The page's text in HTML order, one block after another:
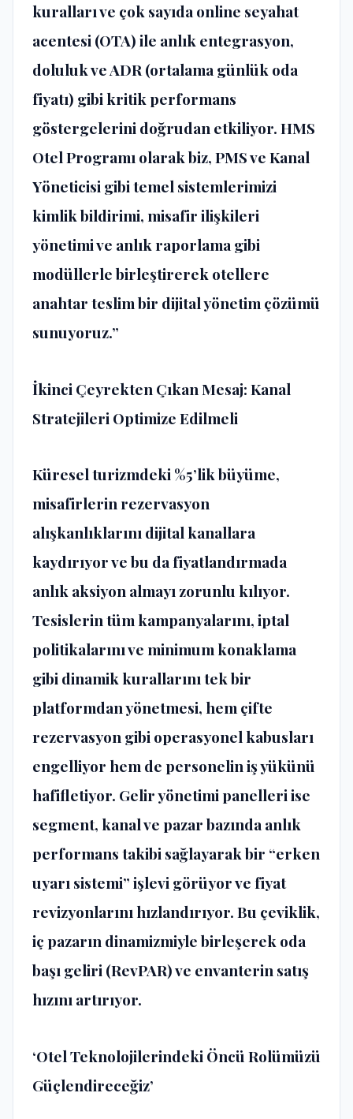
kurallarıve çok sayıda online seyahat
acentesi (OTA) ile anlık entegrasyon,
doluluk ve ADR (ortalama günlük oda
fiyatı) gibi kritik performans
göstergelerini doğrudan etkiliyor. HMS
Otel Programıolarak biz, PMS ve Kanal
Yöneticisi gibi temel sistemlerimizi
kimlik bildirimi, misafir ilişkileri
yönetimi ve anlık raporlama gibi
modüllerle birleştirerek otellere
anahtar teslim bir dijital yönetimçözümü
sunuyoruz.”
İkinci Çeyrekten Çıkan Mesaj: Kanal
Stratejileri Optimize Edilmeli
Küresel turizmdeki %5’lik büyüme,
misafirlerin rezervasyon
alışkanlıklarınıdijital kanallara
kaydırıyor ve bu da fiyatlandırmada
anlık aksiyon almayızorunlu kılıyor.
Tesislerin tüm kampanyalarını, iptal
politikalarınıve minimum konaklama
gibi dinamik kurallarınıtek bir
platformdan yönetmesi, hemçifte
rezervasyon gibi operasyonel kabusları
engelliyor hem de personelin işyükünü
hafifletiyor. Gelir yönetimi panelleri ise
segment, kanal ve pazar bazında anlık
performans takibi sağlayarak bir “erken
uyarısistemi” işlevi görüyor ve fiyat
revizyonlarınıhızlandırıyor. Bu çeviklik,
iç pazarın dinamizmiyle birleşerek oda
başıgeliri (RevPAR) ve envanterin satış
hızınıartırıyor.
‘Otel Teknolojilerindeki Öncü Rolümüzü
Güçlendireceğiz’